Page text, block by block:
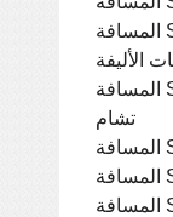
المسافة SMACH متوسط ​​تشي - Paoy
الأليفة
المسافة SMACH متوسط ​​تشي - كامبونج
تشام
المسافة SMACH متوسط ​​تشي - في Phumi